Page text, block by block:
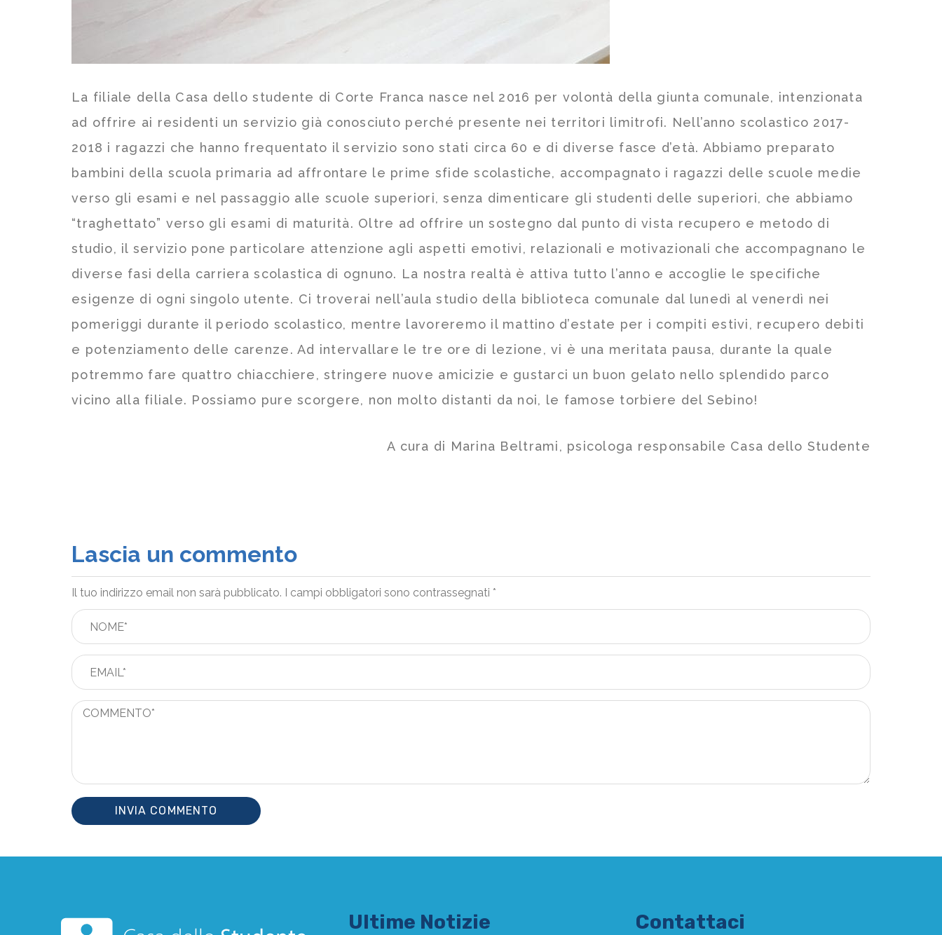
La filiale della Casa dello studente di Corte Franca nasce nel 2016 per volontà della giunta comunale, intenzionata
ad offrire ai residenti un servizio già conosciuto perché presente nei territori limitrofi. Nell’anno scolastico 2017-
2018 i ragazzi che hanno frequentato il servizio sono stati circa 60 e di diverse fasce d’età. Abbiamo preparato
bambini della scuola primaria ad affrontare le prime sfide scolastiche, accompagnato i ragazzi delle scuole medie
verso gli esami e nel passaggio alle scuole superiori, senza dimenticare gli studenti delle superiori, che abbiamo
“traghettato” verso gli esami di maturità. Oltre ad offrire un sostegno dal punto di vista recupero e metodo di
studio, il servizio pone particolare attenzione agli aspetti emotivi, relazionali e motivazionali che accompagnano le
diverse fasi della carriera scolastica di ognuno. La nostra realtà è attiva tutto l’anno e accoglie le specifiche
esigenze di ogni singolo utente. Ci troverai nell’aula studio della biblioteca comunale dal lunedì al venerdì nei
pomeriggi durante il periodo scolastico, mentre lavoreremo il mattino d’estate per i compiti estivi, recupero debiti
e potenziamento delle carenze. Ad intervallare le tre ore di lezione, vi è una meritata pausa, durante la quale
potremmo fare quattro chiacchiere, stringere nuove amicizie e gustarci un buon gelato nello splendido parco
vicino alla filiale. Possiamo pure scorgere, non molto distanti da noi, le famose torbiere del Sebino!
A cura di Marina Beltrami, psicologa responsabile Casa dello Studente
Lascia un commento
Il tuo indirizzo email non sarà pubblicato. I campi obbligatori sono contrassegnati *
Ultime Notizie Contattaci